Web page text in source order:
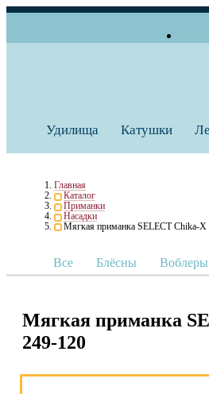
Удилища Катушки
Главная
Каталог
Приманки
Насадки
Мягкая приманка SELECT Chika-
Все Блёсны Воблеры
Мягкая приманка
249-120